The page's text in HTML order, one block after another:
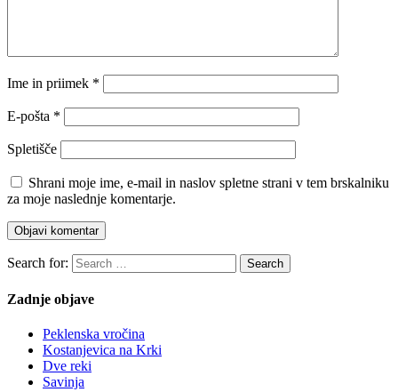
Ime in priimek *
E-pošta *
Spletišče
Shrani moje ime, e-mail in naslov spletne strani v tem brskalniku
za moje naslednje komentarje.
Search for: Search
Zadnje objave
Peklenska vročina
Kostanjevica na Krki
Dve reki
Savinja